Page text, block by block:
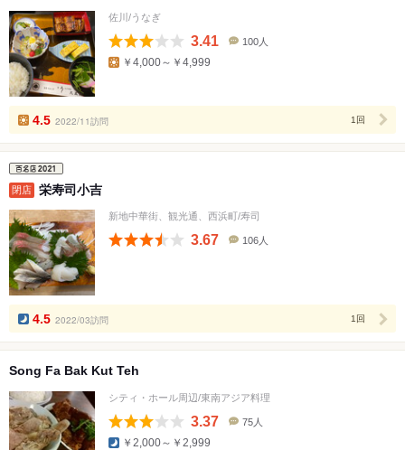
佐川/うなぎ
3.41
数
100人
￥4,000～￥4,999
4.5 2022/11訪問 1回
閉店 栄寿司小吉
新地中華街、観光通、西浜町/寿司
3.67
数
106人
4.5 2022/03訪問 1回
Song Fa Bak Kut Teh
シティ・ホール周辺/東南アジア料理
3.37 75人
￥2,000～￥2,999